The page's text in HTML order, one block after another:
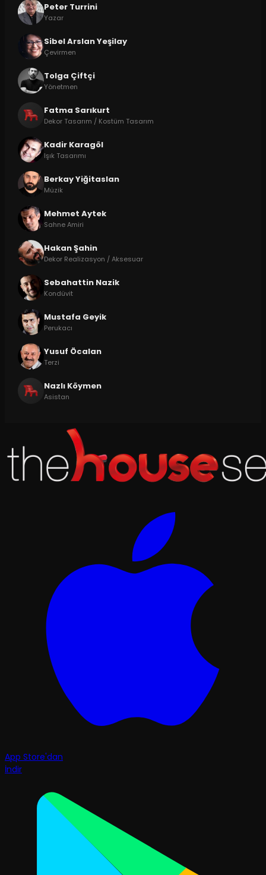
Peter Turrini
Yazar
Sibel Arslan Yeşilay
Çevirmen
Tolga Çiftçi
Yönetmen
Fatma Sarıkurt
Dekor Tasarım / Kostüm Tasarım
Kadir Karagöl
Işık Tasarımı
Berkay Yiğitaslan
Müzik
Mehmet Aytek
Sahne Amiri
Hakan Şahin
Dekor Realizasyon / Aksesuar
Sebahattin Nazik
Kondüvit
Mustafa Geyik
Perukacı
Yusuf Öcalan
Terzi
Nazlı Köymen
Asistan
App Store'dan
İndir